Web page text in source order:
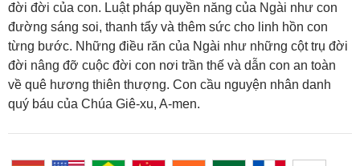
đời đời của con. Luật pháp quyền năng của Ngài như con
đường sáng soi, thanh tẩy và thêm sức cho linh hồn con
từng bước. Những điều răn của Ngài như những cột trụ đời
đời nâng đỡ cuộc đời con nơi trần thế và dẫn con an toàn
về quê hương thiên thượng. Con cầu nguyện nhân danh
quý báu của Chúa Giê-xu, A-men.